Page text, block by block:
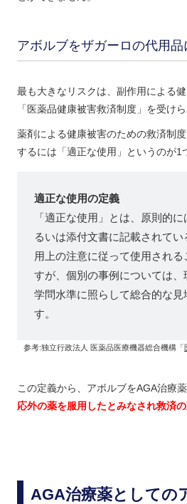
アボルブをザガーロの代用品
最も大きなリスクは、副作用による
「医薬品健康被害救済制度」を受け
薬剤による健康被害のための救済制
するには「適正な使用」というのが1
適正な使用の定義
「適正な使用」とは、原則的
るいは添付文書に記載されて
用上の注意に従って使用される
すが、個別の事例については
学問水準に照らして総合的な見
す。
参考:独立行政法人 医薬品医療機器総合機構「
この定義から、アボルブをAGA治療
応外の薬を服用したとみなされ救済の
AGA治療薬としての